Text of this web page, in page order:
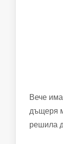
Вече
дъщеря
решила